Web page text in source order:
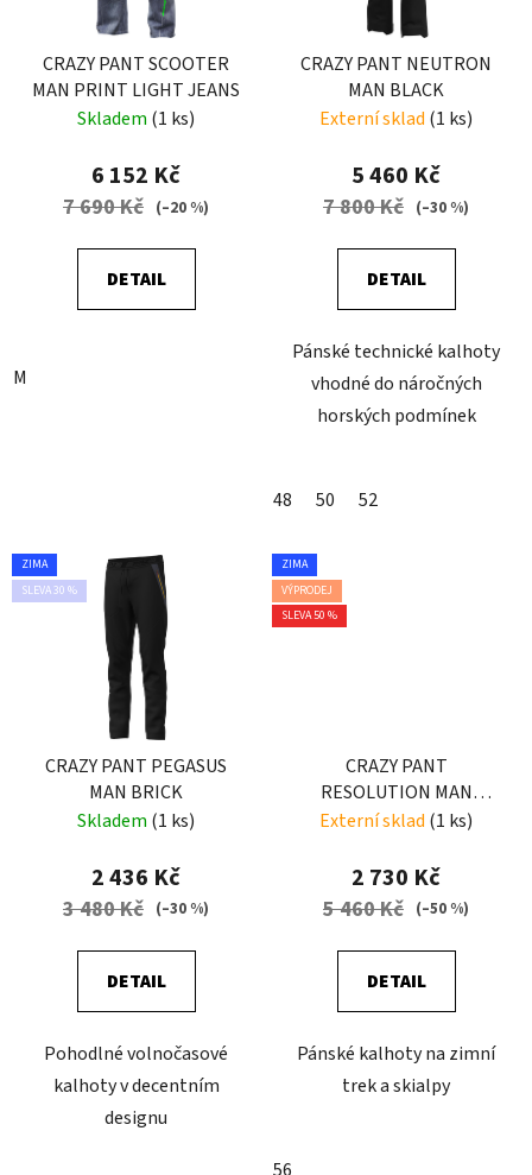
CRAZY PANT SCOOTER
MAN PRINT LIGHT JEANS
Skladem (1 ks)
6 152 Kč
7 690 Kč (–20 %)
DETAIL
M
CRAZY PANT NEUTRON
MAN BLACK
Externí sklad (1 ks)
5 460 Kč
7 800 Kč (–30 %)
DETAIL
Pánské technické kalhoty
vhodné do náročných
horských podmínek
48 50 52
ZIMA
SLEVA 30 %
CRAZY PANT PEGASUS
MAN BRICK
Skladem (1 ks)
2 436 Kč
3 480 Kč (–30 %)
DETAIL
Pohodlné volnočasové
kalhoty v decentním
designu
ZIMA
VÝPRODEJ
SLEVA 50 %
CRAZY PANT
RESOLUTION MAN
EARLY-BLACK
Externí sklad (1 ks)
2 730 Kč
5 460 Kč (–50 %)
DETAIL
Pánské kalhoty na zimní
trek a skialpy